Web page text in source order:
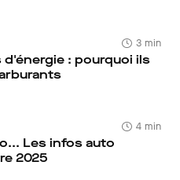
3 min
: pourquoi ils
4 min
Les infos auto
2025